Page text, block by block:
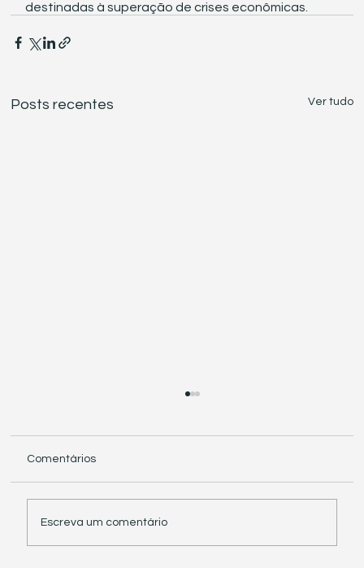
destinadas à superação de crises econômicas.
Posts recentes Ver tudo
Comentários
Escreva um comentário